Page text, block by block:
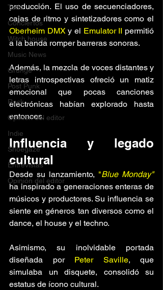
Todo
Conciertos
Witch house
Music News
Grunge
Post Punk
Rock
Opinión del editor
Indie
Shoegaze
Entrevistas
Opinión del editor
producción. El uso de secuenciadores,
Oberheim DMX y el Emulator II permitió
a la banda romper barreras sonoras.
Además, la mezcla de voces distantes y
letras introspectivas ofreció un matiz
emocional que pocas canciones
electrónicas habían explorado hasta
entonces.
Influencia y legado
cultural
Desde su lanzamiento, "Blue Monday"
ha inspirado a generaciones enteras de
músicos y productores. Su influencia se
siente en géneros tan diversos como el
dance, el house y el techno.
Asimismo, su inolvidable portada
diseñada por Peter Saville, que
simulaba un disquete, consolidó su
estatus de ícono cultural.